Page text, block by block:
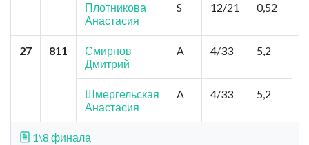
Плотникова
Анастасия
S 12/21 0,52
27 811
Смирнов
Дмитрий
A 4/33 5,2
Шмергельская
Анастасия
A 4/33 5,2
1\8 финала